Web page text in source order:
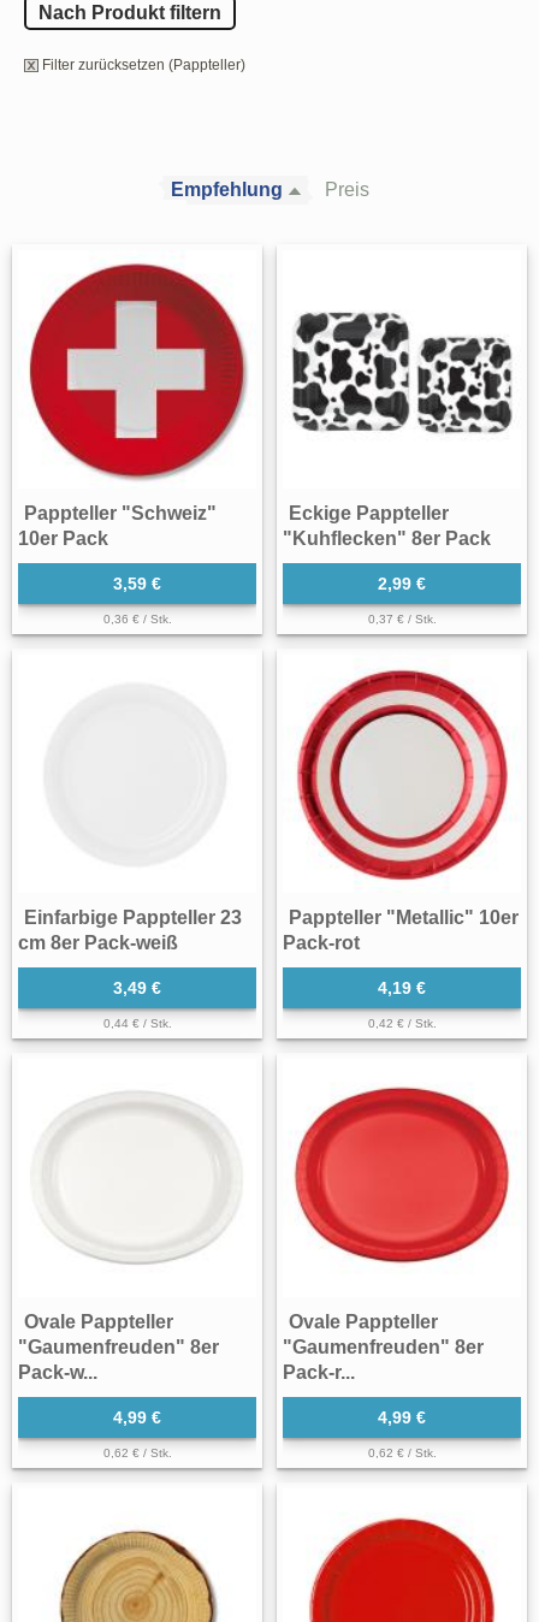
Nach Produkt filtern
Filter zurücksetzen (Pappteller)
Empfehlung Preis
Pappteller "Schweiz"
10er Pack
3,59 €
0,36 € / Stk.
Eckige Pappteller
"Kuhflecken" 8er Pack
2,99 €
0,37 € / Stk.
Einfarbige Pappteller 23
cm 8er Pack-weiß
3,49 €
0,44 € / Stk.
Pappteller "Metallic" 10er
Pack-rot
4,19 €
0,42 € / Stk.
Ovale Pappteller
"Gaumenfreuden" 8er
Pack-w...
4,99 €
0,62 € / Stk.
Ovale Pappteller
"Gaumenfreuden" 8er
Pack-r...
4,99 €
0,62 € / Stk.